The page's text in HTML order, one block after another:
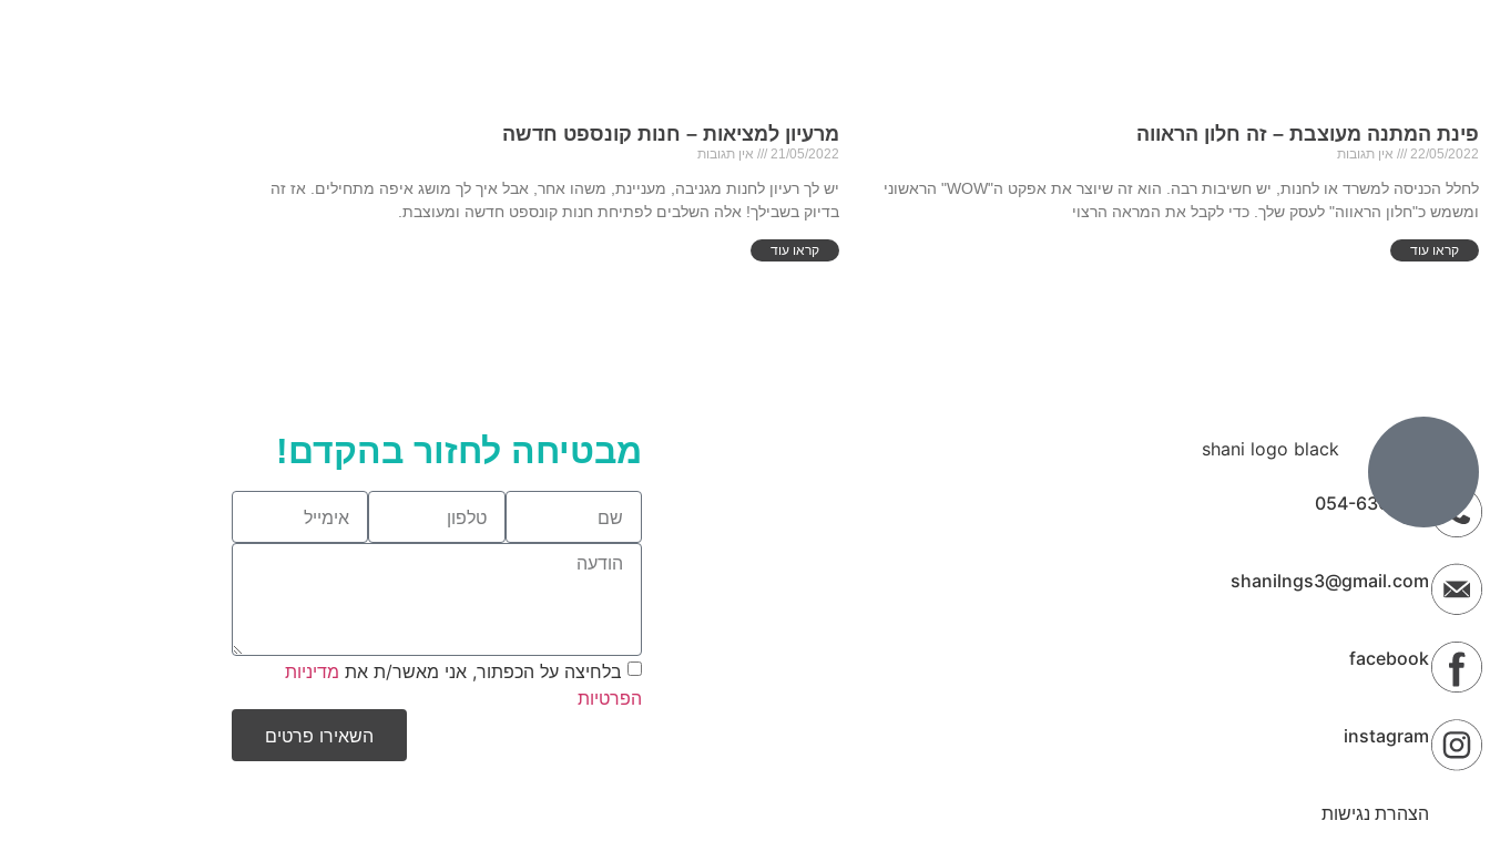
פינת המתנה מעוצבת – זה חלון הראווה
22/05/2022 אין תגובות
לחלל הכניסה למשרד או לחנות, יש חשיבות רבה. הוא זה שיוצר את אפקט ה"WOW" הראשוני
ומשמש כ"חלון הראווה" לעסק שלך. כדי לקבל את המראה הרצוי
קראו עוד
מרעיון למציאות – חנות קונספט חדשה
21/05/2022 אין תגובות
יש לך רעיון לחנות מגניבה, מעניינת, משהו אחר, אבל איך לך מושג איפה מתחילים. אז זה
בדיוק בשבילך! אלה השלבים לפתיחת חנות קונספט חדשה ומעוצבת.
קראו עוד
054-6301313
shanilngs3@gmail.com
facebook
instagram
הצהרת נגישות
מבטיחה לחזור בהקדם!
בלחיצה על הכפתור, אני מאשר/ת את מדיניות
הפרטיות
השאירו פרטים